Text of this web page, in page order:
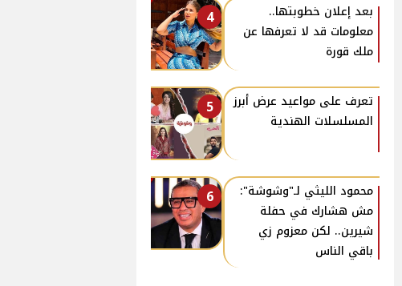
4
بعد إعلان خطوبتها..
معلومات قد لا تعرفها عن
ملك قورة
5
تعرف على مواعيد عرض أبرز
المسلسلات الهندية
6
محمود الليثي لـ"وشوشة":
مش هشارك في حفلة
شيرين.. لكن معزوم زي
باقي الناس